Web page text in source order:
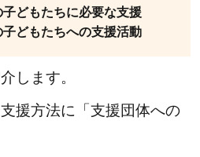
子どもたちに必要な支援
子どもたちへの支援活動
します。
援方法に「支援団体への